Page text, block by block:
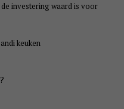
investering waard is voor
keuken